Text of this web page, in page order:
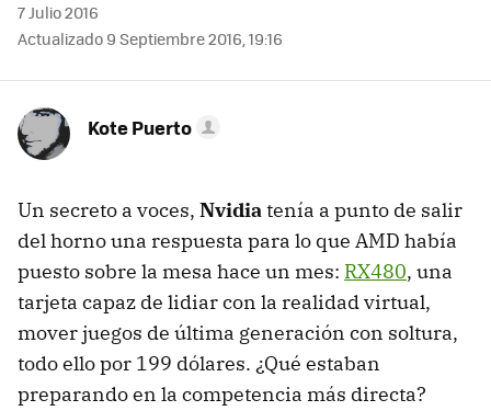
7 Julio 2016
Actualizado 9 Septiembre 2016, 19:16
Kote Puerto
Un secreto a voces, Nvidiatenía a punto de salir
del horno una respuesta para lo que AMD había
puesto sobre la mesa hace un mes: RX480, una
tarjeta capaz de lidiar con la realidad virtual,
mover juegos de última generación con soltura,
todo ello por 199 dólares. ¿Qué estaban
preparando en la competencia más directa?